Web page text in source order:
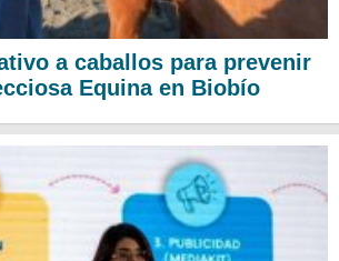
a caballos para prevenir
Equina en Biobío